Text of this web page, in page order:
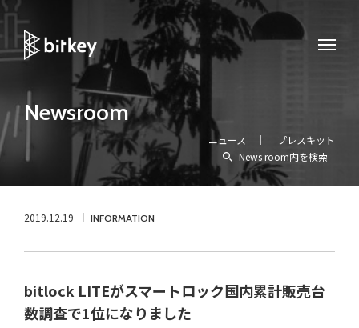
Newsroom
ニュース
プレスキット
News room内を検索
2019.12.19 INFORMATION
bitlock LITEがスマートロック国内累計販売台
数調査で1位になりました